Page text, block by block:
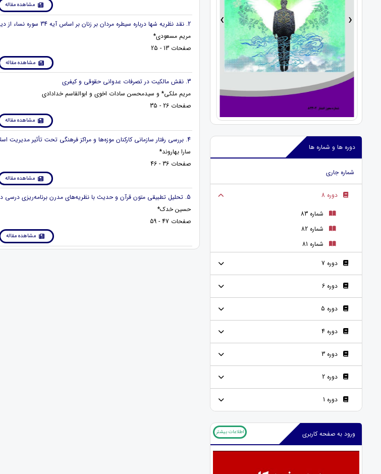
› ‹
دوره ها و شماره ها
شماره جاری
دوره 8
شماره 83
شماره 82
شماره 81
دوره 7
دوره 6
دوره 5
دوره 4
دوره 3
دوره 2
دوره 1
ورود به صفحه کاربری اطلاعات بیشتر
مشاهده مقاله
2. نقد نظریه سُها درباره سیطره مردان بر زنان بر اساس آیه 34 سوره نساء از دیدگاه مفسرین فریقین
مریم مسعودی*
صفحات 13 - 25
مشاهده مقاله
3. نقش مالکیت در تصرفات عدوانی حقوقی و کیفری
مریم ملکی* و سیدمحسن سادات اخوی و ابوالقاسم خدادادی
صفحات 26 - 35
مشاهده مقاله
4. بررسی رفتار سازمانی کارکنان موزه‌ها و مراکز فرهنگی تحت تأثیر مدیریت اسلامی
سارا بهاروند*
صفحات 36 - 46
مشاهده مقاله
5. تحلیل تطبیقی متون قرآن و حدیث با نظریه‌های مدرن برنامه‌ریزی درسی در حوزه تعلیم و تربیت اسلامی
حسین خدک*
صفحات 47 - 59
مشاهده مقاله